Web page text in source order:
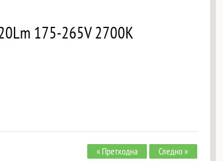
175-265V 2700K
« Претходна Следно »